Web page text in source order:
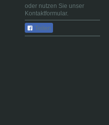
oder nutzen Sie unser
Kontaktformular.
Teilen